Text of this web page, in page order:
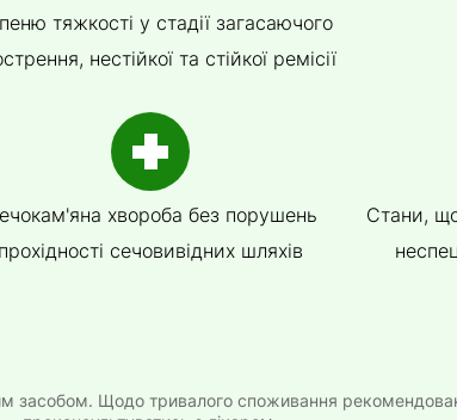
тяжкості у стадії загасаючого
нестійкої та стійкої ремісії
хвороба без порушень
прохідності сечовивідних шляхів
Стани,
засобом. Щодо тривалого споживання